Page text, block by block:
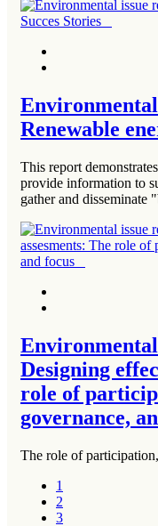
Renewable
This report
provide information to
gather and disseminate
Designing
role of
governance,
The role of
1
2
3